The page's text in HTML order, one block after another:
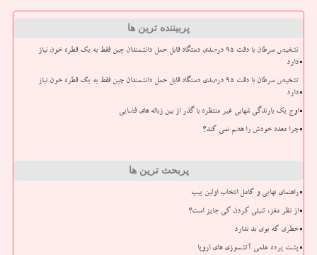
پربیننده ترین ها
تشخیص سرطان با دقت ۹۵ درصدی دستگاه قابل حمل دانشمندان چین فقط به یک قطره خون نیاز
دارد
تشخیص سرطان با دقت ۹۵ درصدی دستگاه قابل حمل دانشمندان چین فقط به یک قطره خون نیاز
دارد
اوج یک بارندگی شهابی غیر منتظره با گذر از بین زباله های فضایی
چرا معده خودش را هضم نمی کند؟
پربحث ترین ها
راهنمای نهایی و کامل انتخاب اولین پیپ
از نظر مغز، تنبلی کردن کی جایز است؟
خطری که بوی بد ندارد
پشت پرده علمی آتشسوزی های اروپا